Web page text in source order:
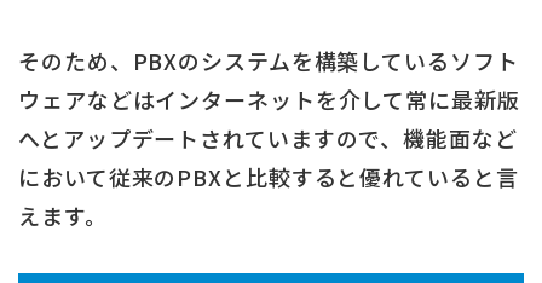
そのため、PBXのシステムを構築しているソフト
ウェアなどはインターネットを介して常に最新版
へとアップデートされていますので、機能面など
において従来のPBXと比較すると優れていると言
えます。